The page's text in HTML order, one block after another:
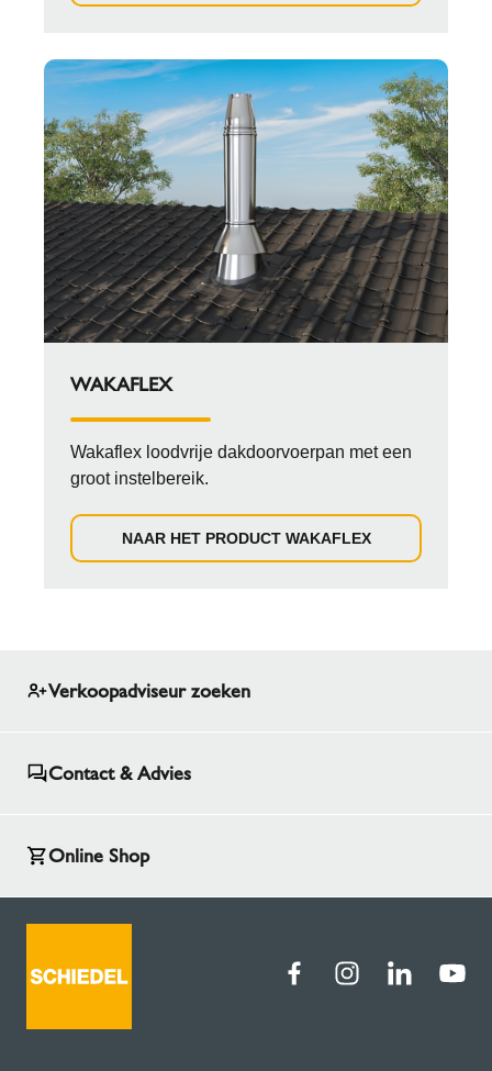
WAKAFLEX
Wakaflex loodvrije dakdoorvoerpan met een
groot instelbereik.
NAAR HET PRODUCT WAKAFLEX
Verkoopadviseur zoeken
Contact & Advies
Online Shop